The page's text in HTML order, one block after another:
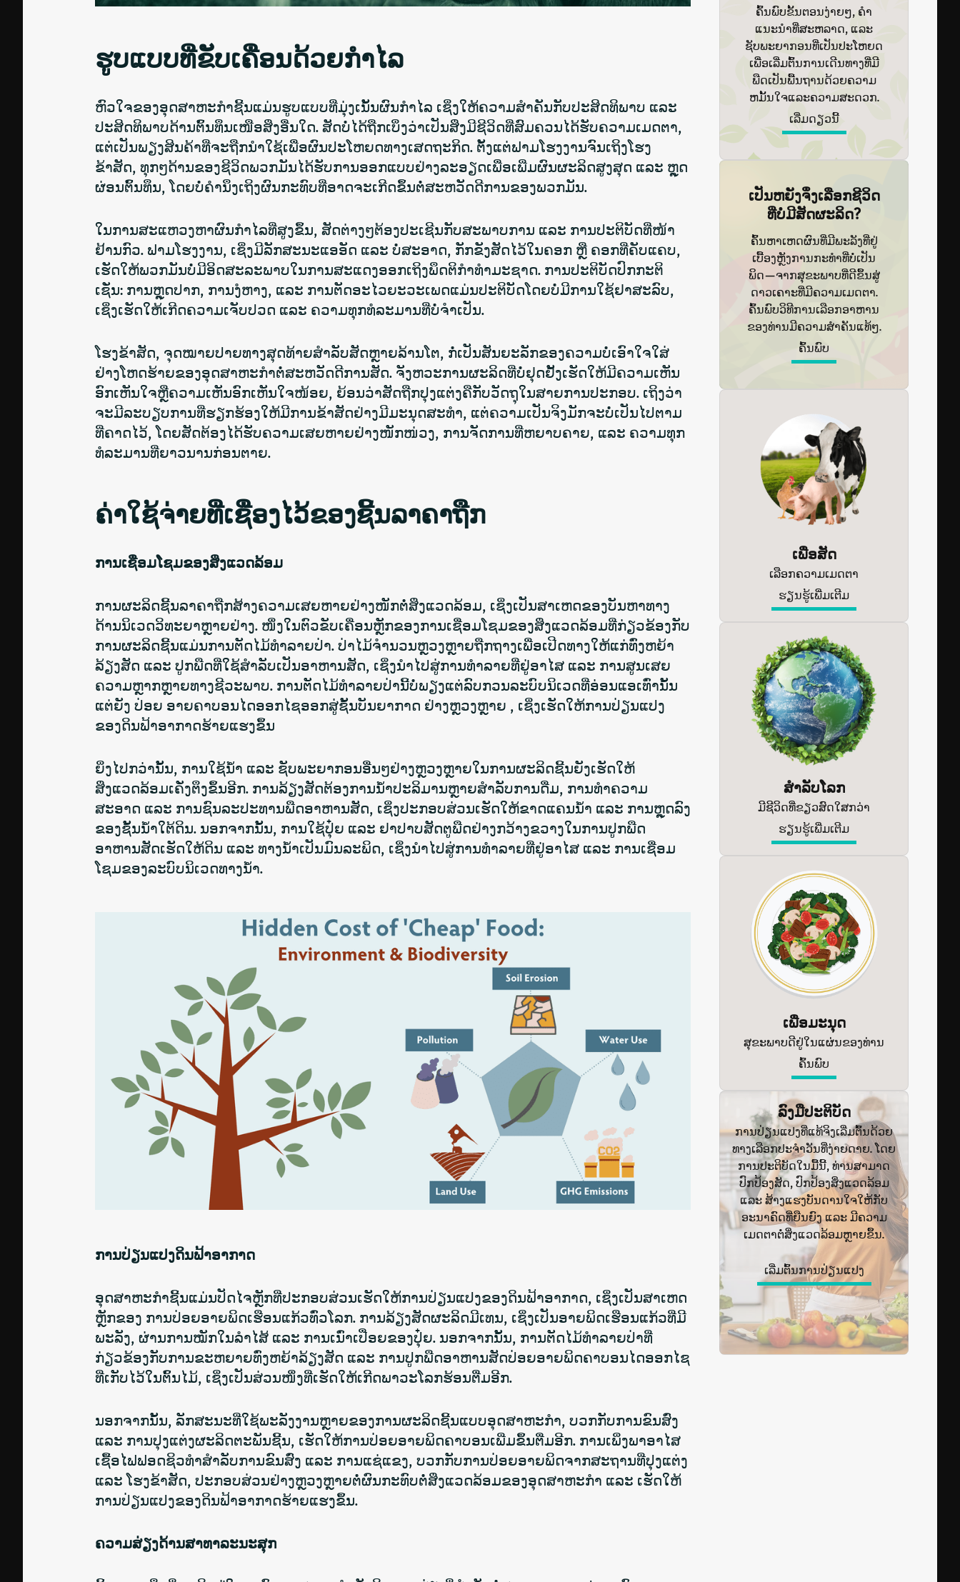
ຮູບແບບທີ່ຂັບເຄື່ອນດ້ວຍກຳໄລ
ຫົວໃຈຂອງອຸດສາຫະກຳຊີ້ນແມ່ນຮູບແບບທີ່ມຸ່ງເນັ້ນຜົນກຳໄລ ເຊິ່ງໃຫ້ຄວາມສຳຄັນກັບປະສິດທິພາບ ແລະ
ປະສິດທິພາບດ້ານຕົ້ນທຶນເໜືອສິ່ງອື່ນໃດ. ສັດບໍ່ໄດ້ຖືກເບິ່ງວ່າເປັນສິ່ງມີຊີວິດທີ່ສົມຄວນໄດ້ຮັບຄວາມເມດຕາ,
ແຕ່ເປັນພຽງສິນຄ້າທີ່ຈະຖືກນຳໃຊ້ເພື່ອຜົນປະໂຫຍດທາງເສດຖະກິດ. ຕັ້ງແຕ່ຟາມໂຮງງານຈົນເຖິງໂຮງ
ຂ້າສັດ, ທຸກໆດ້ານຂອງຊີວິດພວກມັນໄດ້ຮັບການອອກແບບຢ່າງລະອຽດເພື່ອເພີ່ມຜົນຜະລິດສູງສຸດ ແລະ ຫຼຸດ
ຜ່ອນຕົ້ນທຶນ, ໂດຍບໍ່ຄຳນຶງເຖິງຜົນກະທົບທີ່ອາດຈະເກີດຂຶ້ນຕໍ່ສະຫວັດດີການຂອງພວກມັນ.
ໃນການສະແຫວງຫາຜົນກຳໄລທີ່ສູງຂຶ້ນ, ສັດຕ່າງໆຕ້ອງປະເຊີນກັບສະພາບການ ແລະ ການປະຕິບັດທີ່ໜ້າ
ຢ້ານກົວ. ຟາມໂຮງງານ, ເຊິ່ງມີລັກສະນະແອອັດ ແລະ ບໍ່ສະອາດ, ກັກຂັງສັດໄວ້ໃນຄອກ ຫຼື ຄອກທີ່ຄັບແຄບ,
ເຮັດໃຫ້ພວກມັນບໍ່ມີອິດສະລະພາບໃນການສະແດງອອກເຖິງພຶດຕິກຳທຳມະຊາດ. ການປະຕິບັດປົກກະຕິ
ເຊັ່ນ: ການຫຼຸດປາກ, ການງໍຫາງ, ແລະ ການຕັດອະໄວຍະວະເພດແມ່ນປະຕິບັດໂດຍບໍ່ມີການໃຊ້ຢາສະລົບ,
ເຊິ່ງເຮັດໃຫ້ເກີດຄວາມເຈັບປວດ ແລະ ຄວາມທຸກທໍລະມານທີ່ບໍ່ຈຳເປັນ.
ໂຮງຂ້າສັດ, ຈຸດໝາຍປາຍທາງສຸດທ້າຍສຳລັບສັດຫຼາຍລ້ານໂຕ, ກໍ່ເປັນສັນຍະລັກຂອງຄວາມບໍ່ເອົາໃຈໃສ່
ຢ່າງໂຫດຮ້າຍຂອງອຸດສາຫະກຳຕໍ່ສະຫວັດດີການສັດ. ຈັງຫວະການຜະລິດທີ່ບໍ່ຢຸດຢັ້ງເຮັດໃຫ້ມີຄວາມເຫັນ
ອົກເຫັນໃຈຫຼືຄວາມເຫັນອົກເຫັນໃຈໜ້ອຍ, ຍ້ອນວ່າສັດຖືກປຸງແຕ່ງຄືກັບວັດຖຸໃນສາຍການປະກອບ. ເຖິງວ່າ
ຈະມີລະບຽບການທີ່ຮຽກຮ້ອງໃຫ້ມີການຂ້າສັດຢ່າງມີມະນຸດສະທຳ, ແຕ່ຄວາມເປັນຈິງມັກຈະບໍ່ເປັນໄປຕາມ
ທີ່ຄາດໄວ້, ໂດຍສັດຕ້ອງໄດ້ຮັບຄວາມເສຍຫາຍຢ່າງໜັກໜ່ວງ, ການຈັດການທີ່ຫຍາບຄາຍ, ແລະ ຄວາມທຸກ
ທໍລະມານທີ່ຍາວນານກ່ອນຕາຍ.
ຄ່າໃຊ້ຈ່າຍທີ່ເຊື່ອງໄວ້ຂອງຊີ້ນລາຄາຖືກ
ການເຊື່ອມໂຊມຂອງສິ່ງແວດລ້ອມ
ການຜະລິດຊີ້ນລາຄາຖືກສ້າງຄວາມເສຍຫາຍຢ່າງໜັກຕໍ່ສິ່ງແວດລ້ອມ, ເຊິ່ງເປັນສາເຫດຂອງບັນຫາທາງ
ດ້ານນິເວດວິທະຍາຫຼາຍຢ່າງ. ໜຶ່ງໃນຕົວຂັບເຄື່ອນຫຼັກຂອງການເຊື່ອມໂຊມຂອງສິ່ງແວດລ້ອມທີ່ກ່ຽວຂ້ອງກັບ
ການຜະລິດຊີ້ນແມ່ນການຕັດໄມ້ທຳລາຍປ່າ. ປ່າໄມ້ຈຳນວນຫຼວງຫຼາຍຖືກຖາງເພື່ອເປີດທາງໃຫ້ແກ່ທົ່ງຫຍ້າ
ລ້ຽງສັດ ແລະ ປູກພືດທີ່ໃຊ້ສຳລັບເປັນອາຫານສັດ, ເຊິ່ງນຳໄປສູ່ການທຳລາຍທີ່ຢູ່ອາໄສ ແລະ ການສູນເສຍ
ຄວາມຫຼາກຫຼາຍທາງຊີວະພາບ. ການຕັດໄມ້ທຳລາຍປ່ານີ້ບໍ່ພຽງແຕ່ລົບກວນລະບົບນິເວດທີ່ອ່ອນແອເທົ່ານັ້ນ
ແຕ່ຍັງ ປ່ອຍ ອາຍຄາບອນໄດອອກໄຊອອກສູ່ຊັ້ນບັນຍາກາດ ຢ່າງຫຼວງຫຼາຍ , ເຊິ່ງເຮັດໃຫ້ການປ່ຽນແປງ
ຂອງດິນຟ້າອາກາດຮ້າຍແຮງຂຶ້ນ
ຍິ່ງໄປກວ່ານັ້ນ, ການໃຊ້ນ້ຳ ແລະ ຊັບພະຍາກອນອື່ນໆຢ່າງຫຼວງຫຼາຍໃນການຜະລິດຊີ້ນຍັງເຮັດໃຫ້
ສິ່ງແວດລ້ອມເຄັ່ງຕຶງຂຶ້ນອີກ. ການລ້ຽງສັດຕ້ອງການນ້ຳປະລິມານຫຼາຍສຳລັບການດື່ມ, ການທຳຄວາມ
ສະອາດ ແລະ ການຊົນລະປະທານພືດອາຫານສັດ, ເຊິ່ງປະກອບສ່ວນເຮັດໃຫ້ຂາດແຄນນ້ຳ ແລະ ການຫຼຸດລົງ
ຂອງຊັ້ນນ້ຳໃຕ້ດິນ. ນອກຈາກນັ້ນ, ການໃຊ້ປຸ໋ຍ ແລະ ຢາປາບສັດຕູພືດຢ່າງກວ້າງຂວາງໃນການປູກພືດ
ອາຫານສັດເຮັດໃຫ້ດິນ ແລະ ທາງນ້ຳເປັນມົນລະພິດ, ເຊິ່ງນຳໄປສູ່ການທຳລາຍທີ່ຢູ່ອາໄສ ແລະ ການເຊື່ອມ
ໂຊມຂອງລະບົບນິເວດທາງນ້ຳ.
ການປ່ຽນແປງດິນຟ້າອາກາດ
ອຸດສາຫະກຳຊີ້ນແມ່ນປັດໄຈຫຼັກທີ່ປະກອບສ່ວນເຮັດໃຫ້ການປ່ຽນແປງຂອງດິນຟ້າອາກາດ, ເຊິ່ງເປັນສາເຫດ
ຫຼັກຂອງ ການປ່ອຍອາຍພິດເຮືອນແກ້ວທົ່ວໂລກ. ການລ້ຽງສັດຜະລິດມີເທນ, ເຊິ່ງເປັນອາຍພິດເຮືອນແກ້ວທີ່ມີ
ພະລັງ, ຜ່ານການໝັກໃນລຳໄສ້ ແລະ ການເນົ່າເປື່ອຍຂອງປຸ໋ຍ. ນອກຈາກນັ້ນ, ການຕັດໄມ້ທຳລາຍປ່າທີ່
ກ່ຽວຂ້ອງກັບການຂະຫຍາຍທົ່ງຫຍ້າລ້ຽງສັດ ແລະ ການປູກພືດອາຫານສັດປ່ອຍອາຍພິດຄາບອນໄດອອກໄຊ
ທີ່ເກັບໄວ້ໃນຕົ້ນໄມ້, ເຊິ່ງເປັນສ່ວນໜຶ່ງທີ່ເຮັດໃຫ້ເກີດພາວະໂລກຮ້ອນຕື່ມອີກ.
ນອກຈາກນັ້ນ, ລັກສະນະທີ່ໃຊ້ພະລັງງານຫຼາຍຂອງການຜະລິດຊີ້ນແບບອຸດສາຫະກຳ, ບວກກັບການຂົນສົ່ງ
ແລະ ການປຸງແຕ່ງຜະລິດຕະພັນຊີ້ນ, ເຮັດໃຫ້ການປ່ອຍອາຍພິດຄາບອນເພີ່ມຂຶ້ນຕື່ມອີກ. ການເພິ່ງພາອາໄສ
ເຊື້ອໄຟຟອດຊິວທໍາສໍາລັບການຂົນສົ່ງ ແລະ ການແຊ່ແຂງ, ບວກກັບການປ່ອຍອາຍພິດຈາກສະຖານທີ່ປຸງແຕ່ງ
ແລະ ໂຮງຂ້າສັດ, ປະກອບສ່ວນຢ່າງຫຼວງຫຼາຍຕໍ່ຜົນກະທົບຕໍ່ສິ່ງແວດລ້ອມຂອງອຸດສາຫະກໍາ ແລະ ເຮັດໃຫ້
ການປ່ຽນແປງຂອງດິນຟ້າອາກາດຮ້າຍແຮງຂຶ້ນ.
ຄວາມສ່ຽງດ້ານສາທາລະນະສຸກ
ຄົ້ນພົບຂັ້ນຕອນງ່າຍໆ, ຄໍາ
ແນະນໍາທີ່ສະຫລາດ, ແລະ
ຊັບພະຍາກອນທີ່ເປັນປະໂຫຍດ
ເພື່ອເລີ່ມຕົ້ນການເດີນທາງທີ່ມີ
ພືດເປັນພື້ນຖານດ້ວຍຄວາມ
ຫມັ້ນໃຈແລະຄວາມສະດວກ.
ເລີ່ມດຽວນີ້
ເປັນຫຍັງຈຶ່ງເລືອກຊີວິດ
ທີ່ບໍ່ມີສັດຜະລິດ?
ຄົ້ນຫາເຫດຜົນທີ່ມີພະລັງທີ່ຢູ່
ເບື້ອງຫຼັງການກະທຳທີ່ບໍ່ເປັນ
ພິດ—ຈາກສຸຂະພາບທີ່ດີຂຶ້ນສູ່
ດາວເຄາະທີ່ມີຄວາມເມດຕາ.
ຄົ້ນພົບວິທີການເລືອກອາຫານ
ຂອງທ່ານມີຄວາມສຳຄັນແທ້ໆ.
ຄົ້ນພົບ
ເພື່ອສັດ
ເລືອກຄວາມເມດຕາ
ຮຽນຮູ້ເພີ່ມເຕີມ
ສໍາລັບໂລກ
ມີຊີວິດທີ່ຂຽວສົດໃສກວ່າ
ຮຽນຮູ້ເພີ່ມເຕີມ
ເພື່ອມະນຸດ
ສຸຂະພາບດີຢູ່ໃນແຜ່ນຂອງທ່ານ
ຄົ້ນພົບ
ລົງມືປະຕິບັດ
ການປ່ຽນແປງທີ່ແທ້ຈິງເລີ່ມຕົ້ນດ້ວຍ
ທາງເລືອກປະຈຳວັນທີ່ງ່າຍດາຍ. ໂດຍ
ການປະຕິບັດໃນມື້ນີ້, ທ່ານສາມາດ
ປົກປ້ອງສັດ, ປົກປ້ອງສິ່ງແວດລ້ອມ
ແລະ ສ້າງແຮງບັນດານໃຈໃຫ້ກັບ
ອະນາຄົດທີ່ຍືນຍົງ ແລະ ມີຄວາມ
ເມດຕາຕໍ່ສິ່ງແວດລ້ອມຫຼາຍຂຶ້ນ.
ເລີ່ມຕົ້ນການປ່ຽນແປງ